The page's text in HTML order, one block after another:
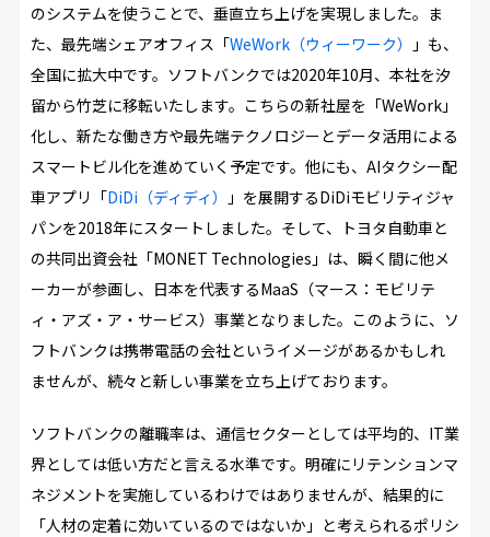
のシステムを使うことで、垂直立ち上げを実現しました。ま
た、最先端シェアオフィス「WeWork（ウィーワーク）
」も、
全国に拡大中です。ソフトバンクでは2020年10月、本社を汐
留から竹芝に移転いたします。こちらの新社屋を「WeWork」
化し、新たな働き方や最先端テクノロジーとデータ活用による
スマートビル化を進めていく予定です。他にも、AIタクシー配
車アプリ「DiDi（ディディ）
」を展開するDiDiモビリティジャ
パンを2018年にスタートしました。そして、トヨタ自動車と
の共同出資会社「MONET Technologies」は、瞬く間に他メ
ーカーが参画し、日本を代表するMaaS（マース：モビリテ
ィ・アズ・ア・サービス）事業となりました。このように、ソ
フトバンクは携帯電話の会社というイメージがあるかもしれ
ませんが、続々と新しい事業を立ち上げております。
ソフトバンクの離職率は、通信セクターとしては平均的、IT業
界としては低い方だと言える水準です。明確にリテンションマ
ネジメントを実施しているわけではありませんが、結果的に
「人材の定着に効いているのではないか」と考えられるポリシ